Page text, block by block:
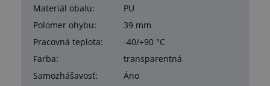
Materiál obalu:
PU
Polomer ohybu:
39 mm
Pracovná teplota:
-40/+90 °C
Farba:
transparentná
Samozhášavosť:
Áno